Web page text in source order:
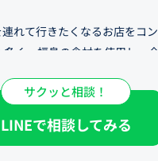
れて行きたくなるお店をコン
く、福島の食材を使用し、全
もてなす接待やご会食、ご宴
個室のテーブル席を設けてい
サクッと相談！
LINEで相談してみる